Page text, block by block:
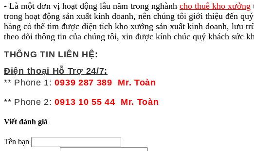
- Là một đơn vị hoạt động lâu năm trong nghành cho thuê kho xưởng
trong hoạt động sản xuất kinh doanh, nên chúng tôi giới thiệu đến
hàng có thể tìm được diện tích kho xưởng sản xuất kinh doanh, lưu
theo dõi thông tin của chúng tôi, xin được kính chúc quý khách sức
THÔNG TIN LIÊN HỆ:
Điện thoại Hỗ Trợ 24/7:
** Phone 1: 0939 287 389 Mr. Toàn
** Phone 2: 0913 10 55 44 Mr. Toàn
Viết đánh giá
Tên bạn